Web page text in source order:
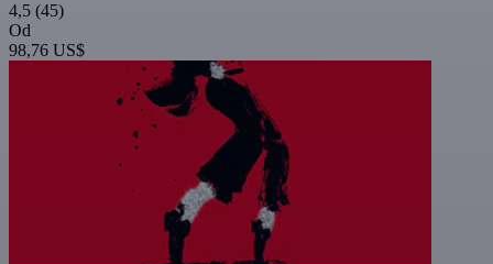
4,5 (45)
Od
98,76 US$